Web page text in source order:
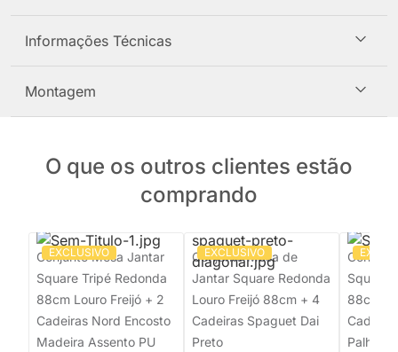
Informações Técnicas
Montagem
O que os outros clientes estão
comprando
EXCLUSIVO
Conjunto Mesa Jantar
Square Tripé Redonda
88cm Louro Freijó + 2
Cadeiras Nord Encosto
Madeira Assento PU
EXCLUSIVO
Conjunto Mesa de
Jantar Square Redonda
Louro Freijó 88cm + 4
Cadeiras Spaguet Dai
Preto
Square
88cm
Palha